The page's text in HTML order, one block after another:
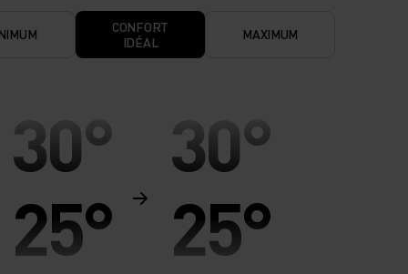
CONFORT
IDÉAL
MAXIMUM
30°
25°
30°
25°